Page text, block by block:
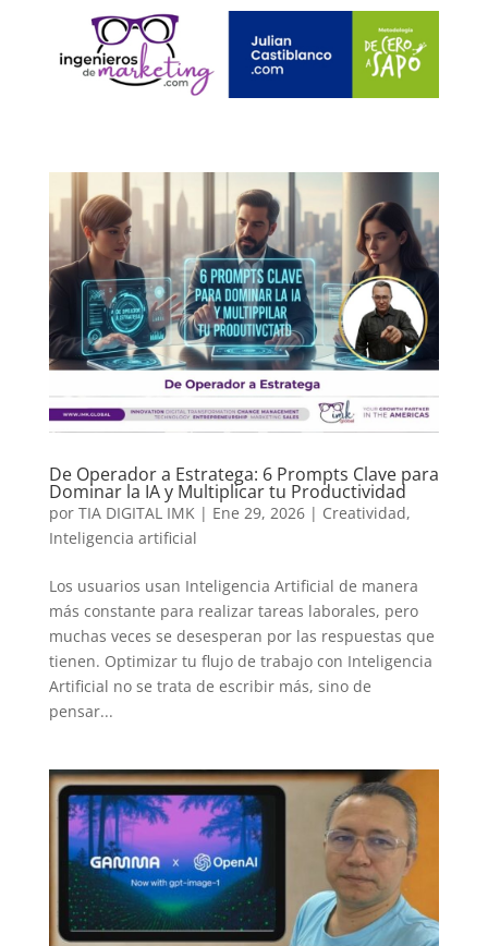
De Operador a Estratega: 6 Prompts Clave para
Dominar la IA y Multiplicar tu Productividad
por TIA DIGITAL IMK | Ene 29, 2026| Creatividad,
Inteligencia artificial
Los usuarios usan Inteligencia Artificial de manera
más constante para realizar tareas laborales, pero
muchas veces se desesperan por las respuestas que
tienen. Optimizar tu flujo de trabajo con Inteligencia
Artificial no se trata de escribir más, sino de
pensar...